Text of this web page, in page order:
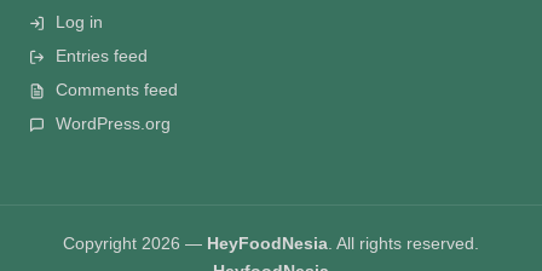
Log in
Entries feed
Comments feed
WordPress.org
Copyright 2026 — HeyFoodNesia. All rights reserved.